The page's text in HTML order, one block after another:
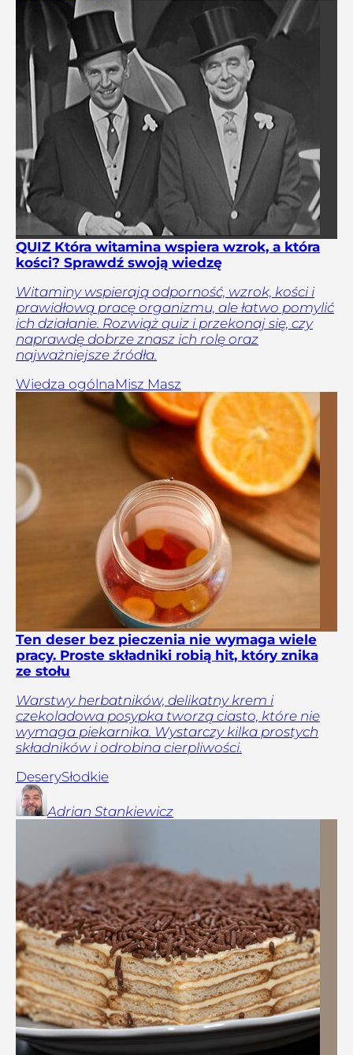
QUIZ Która witamina wspiera wzrok, a która
kości? Sprawdź swoją wiedzę
Witaminy wspierają odporność, wzrok, kości i
prawidłową pracę organizmu, ale łatwo pomylić
ich działanie. Rozwiąż quiz i przekonaj się, czy
naprawdę dobrze znasz ich rolę oraz
najważniejsze źródła.
Wiedza ogólnaMisz Masz
Ten deser bez pieczenia nie wymaga wiele
pracy. Proste składniki robią hit, który znika
ze stołu
Warstwy herbatników, delikatny krem i
czekoladowa posypka tworzą ciasto, które nie
wymaga piekarnika. Wystarczy kilka prostych
składników i odrobina cierpliwości.
DeserySłodkie
Adrian Stankiewicz